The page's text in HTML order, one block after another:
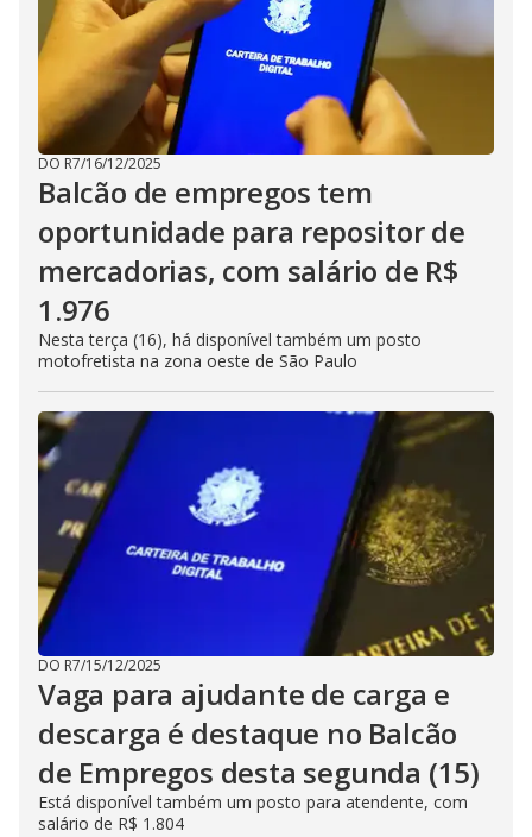
DO R7/16/12/2025
Balcão de empregos tem
oportunidade para repositor de
mercadorias, com salário de R$
1.976
Nesta terça (16), há disponível também um posto
motofretista na zona oeste de São Paulo
DO R7/15/12/2025
Vaga para ajudante de carga e
descarga é destaque no Balcão
de Empregos desta segunda (15)
Está disponível também um posto para atendente, com
salário de R$ 1.804